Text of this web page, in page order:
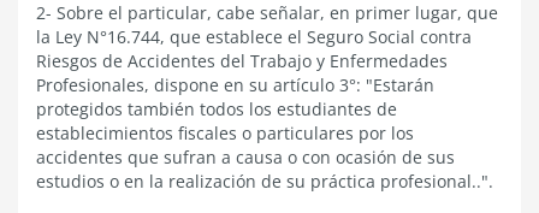
2- Sobre el particular, cabe señalar, en primer lugar, que
la Ley N°16.744, que establece el Seguro Social contra
Riesgos de Accidentes del Trabajo y Enfermedades
Profesionales, dispone en su artículo 3°: "Estarán
protegidos también todos los estudiantes de
establecimientos fiscales o particulares por los
accidentes que sufran a causa o con ocasión de sus
estudios o en la realización de su práctica profesional..".